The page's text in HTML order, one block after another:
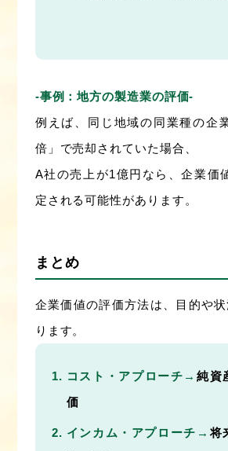
‐事例：地方の製造業の評価‐
例えば、同じ地域の同業種の企
倍」で売却されていた場合、
A社の売上が1億円なら、企業価
定される可能性があります。
まとめ
企業価値の評価方法は、目的や
ります。
コスト・アプローチ→ 純資
価
インカム・アプローチ→ 将